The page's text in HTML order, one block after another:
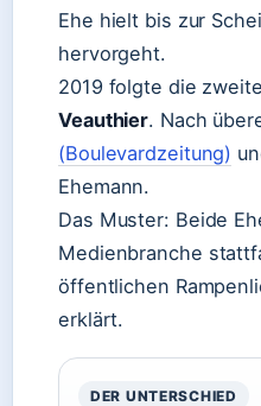
Ehe hielt bis zur
hervorgeht.
2019 folgte die
Veauthier. Nach
(Boulevardzeitung)
Ehemann.
Das Muster: Beide
Medienbranche
öffentlichen
erklärt.
DER UNTERSCHIED